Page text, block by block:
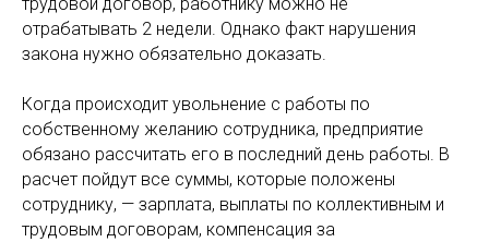
отрабатывать 2 недели. Однако факт нарушения
закона нужно обязательно доказать.
Когда происходит увольнение с работы по
собственному желанию сотрудника, предприятие
обязано рассчитать его в последний день работы. В
расчет пойдут все суммы, которые положены
сотруднику, — зарплата, выплаты по коллективным и
трудовым договорам, компенсация за